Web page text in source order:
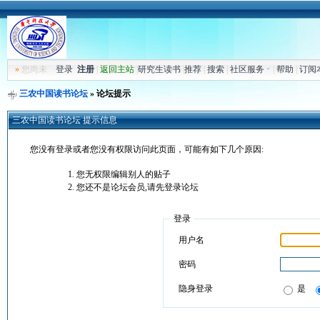
»您尚未 登录 注册| 返回主站| 研究生读书| 推荐| 搜索| 社区服务 帮助 订阅
三农中国读书论坛» 论坛提示
三农中国读书论坛 提示信息
您没有登录或者您没有权限访问此页面，可能有如下几个原因:
您无权限编辑别人的贴子
您还不是论坛会员,请先登录论坛
登录
用户名
密码
隐身登录 是